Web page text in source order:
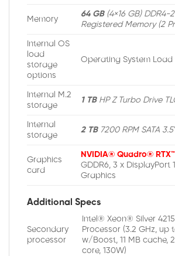
Memory
64 GB(4×16 GB) DDR4-
Registered Memory (2
Internal OS
load
storage
options
Operating System Load
Internal M.2
storage
1 TBHP Z Turbo Drive
Internal
storage
2 TB7200 RPM SATA
Graphics
card
NVIDIA® Quadro®
GDDR6, 3 x DisplayPort
Graphics
Additional Specs
Secondary
processor
Intel® Xeon® Silver
Processor (3.2 GHz, up
w/Boost, 11 MB cache,
core, 130W)